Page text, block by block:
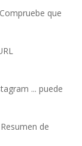
que
... puede
de